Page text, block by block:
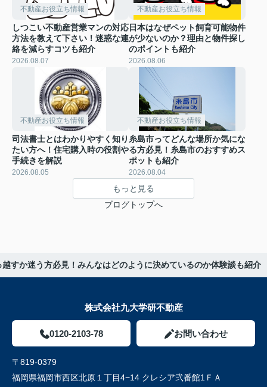
不動産お役立ち情報
しつこい不動産営業マンの対応
方法を教えて下さい！迷惑な連
絡を減らすコツも紹介
2026.08.07
不動産お役立ち情報
日本はなぜペット飼育可能物件
が少ないのか？理由と物件探し
のポイントも紹介
2026.08.06
不動産お役立ち情報
司法書士とはわかりやすく知り
たい方へ！住宅購入時の役割や
手続きを解説
2026.08.05
不動産お役立ち情報
糸島市ってどんな場所か気にな
る方必見！糸島市のおすすめス
ポットも紹介
2026.08.04
もっと見る
ブログトップへ
すか迷う方必見！みんなはどのように決めているのか体験談も紹介
株式会社九大学研不動産
0120-2103-78 お問い合わせ
〒819-0379
福岡県福岡市西区北原１丁目4−14 クレシア弐番館1ＦＡ